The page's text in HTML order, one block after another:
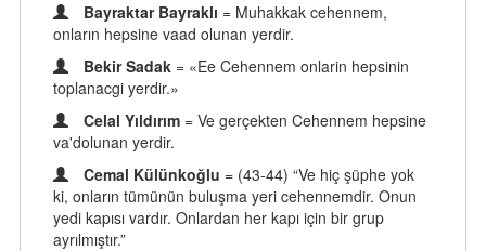
Bayraktar Bayraklı = Muhakkak cehennem,
onların hepsine vaad olunan yerdir.
Bekir Sadak = «Ee Cehennem onlarin hepsinin
toplanacgi yerdir.»
Celal Yıldırım = Ve gerçekten Cehennem hepsine
va'dolunan yerdir.
Cemal Külünkoğlu = (43-44) “Ve hiç şüphe yok
ki, onların tümünün buluşma yeri cehennemdir. Onun
yedi kapısı vardır. Onlardan her kapı için bir grup
ayrılmıştır.”